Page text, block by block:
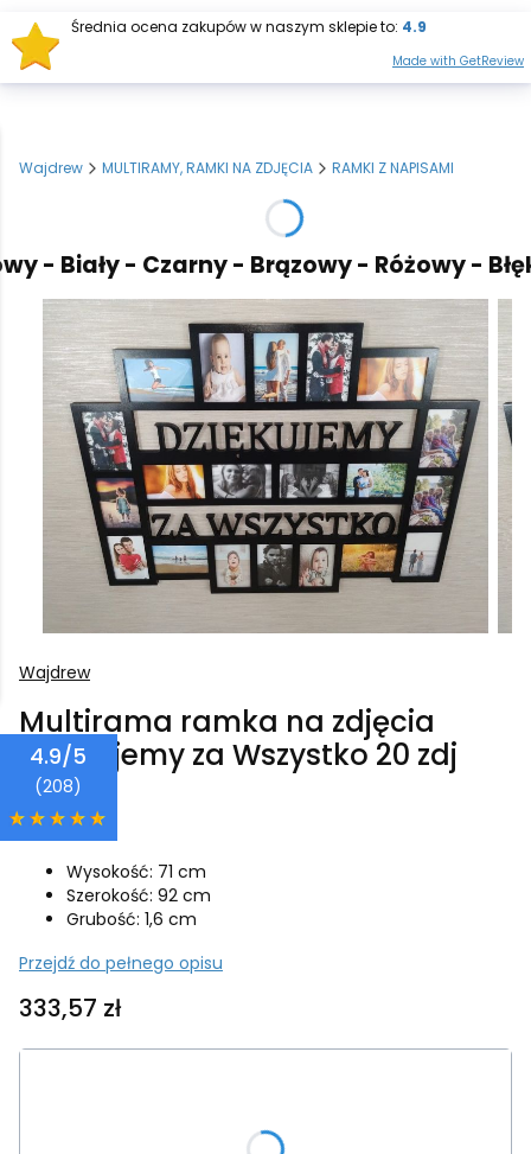
Otwórz
Wajdrew MULTIRAMY, RAMKI NA ZDJĘCIA RAMKI Z NAPISAMI
- Biały - Czarny - Brązowy - Różowy -
Wajdrew
Multirama ramka na zdjęcia
Dziękujemy za Wszystko 20 zdj
15x10
Wysokość: 71 cm
Szerokość: 92 cm
Grubość: 1,6 cm
Przejdź do pełnego opisu
Cena
333,57 zł
4.9/5
(208)
Średnia ocena zakupów w naszym sklepie to: 4.9
Made with GetReview